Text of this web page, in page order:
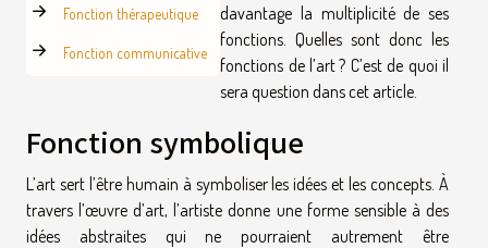
Fonction thérapeutique
Fonction communicative
davantage la multiplicité de ses
fonctions. Quelles sont donc les
fonctions de l’art ? C’est de quoi il
sera question dans cet article.
Fonction symbolique
L’art sert l’être humain à symboliser les idées et les concepts. À
travers l’œuvre d’art, l’artiste donne une forme sensible à des
idées abstraites qui ne pourraient autrement être